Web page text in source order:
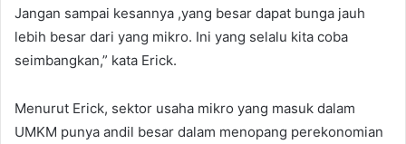
Jangan sampai kesannya ,yang besar dapat bunga jauh
lebih besar dari yang mikro. Ini yang selalu kita coba
seimbangkan,” kata Erick.
Menurut Erick, sektor usaha mikro yang masuk dalam
UMKM punya andil besar dalam menopang perekonomian